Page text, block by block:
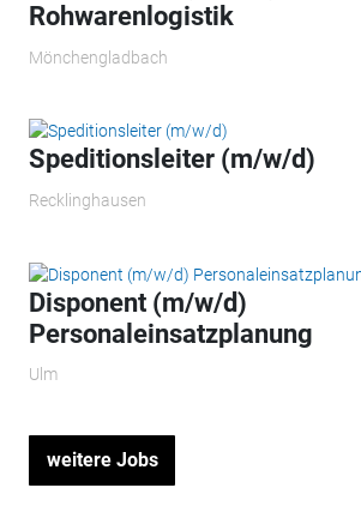
Rohwarenlogistik
Mönchengladbach
Speditionsleiter (m/w/d)
Recklinghausen
Disponent (m/w/d)
Personaleinsatzplanung
Ulm
weitere Jobs